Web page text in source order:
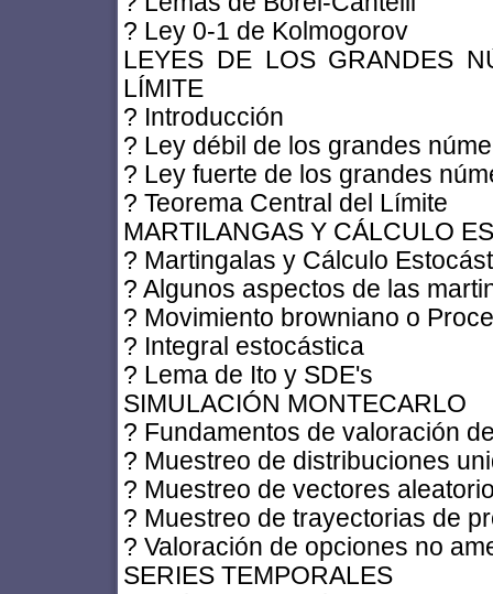
? Ley 0-1 de Kolmogorov
LEYES DE LOS GRANDES
LÍMITE
? Introducción
? Ley débil de los grandes
? Ley fuerte de los grandes
? Teorema Central del Límite
MARTILANGAS Y CÁLCULO
? Martingalas y Cálculo
? Algunos aspectos de las
? Movimiento browniano o
? Integral estocástica
? Lema de Ito y SDE's
SIMULACIÓN MONTECARLO
? Fundamentos de valoración
? Muestreo de distribuciones
? Muestreo de vectores
? Muestreo de trayectorias de
? Valoración de opciones no
SERIES TEMPORALES